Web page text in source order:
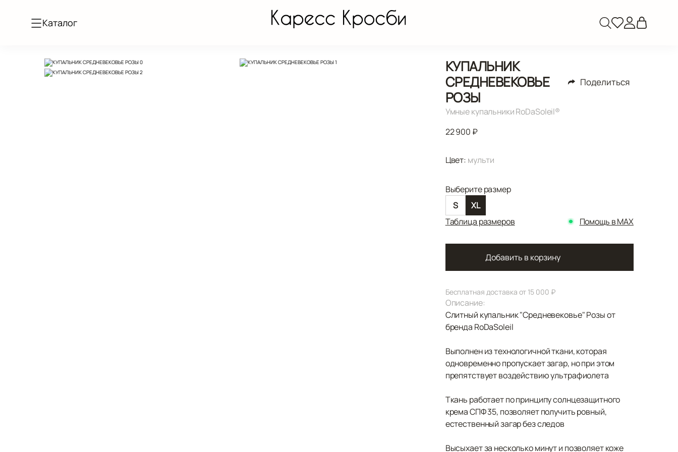
Каталог
КУПАЛЬНИК
СРЕДНЕВЕКОВЬЕ
РОЗЫ
Поделиться
Умные купальники RoDaSoleil®️
22 900 ₽
Цвет: мульти
Выберите размер
S
XL
Таблица размеров
Помощь в MAX
Добавить в корзину
Бесплатная доставка от 15 000 ₽
Описание:
Слитный купальник "Средневековье" Розы от
бренда RoDaSoleil
Выполнен из технологичной ткани, которая
одновременно пропускает загар, но при этом
препятствует воздействию ультрафиолета
Ткань работает по принципу солнцезащитного
крема СПФ 35, позволяет получить ровный,
естественный загар без следов
Высыхает за несколько минут и позволяет коже